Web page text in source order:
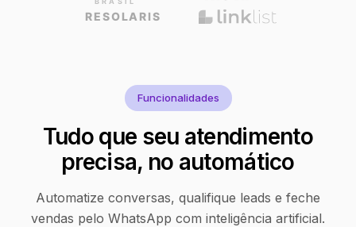
Funcionalidades
Tudo que seu atendimento
precisa, no automático
Automatize conversas, qualifique leads e feche
vendas pelo WhatsApp com inteligência artificial.